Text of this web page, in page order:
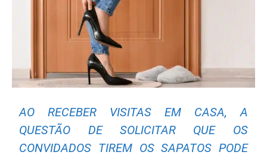
AO RECEBER VISITAS EM CASA, A
QUESTÃO DE SOLICITAR QUE OS
CONVIDADOS TIREM OS SAPATOS PODE